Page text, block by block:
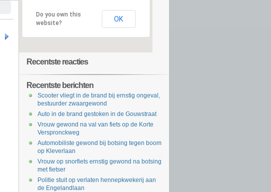
Do you own this
website?
OK
Recentste reacties
Recentste berichten
Scooter vliegt in de brand bij ernstig ongeval,
bestuurder zwaargewond
Auto in de brand gestoken in de Gouwstraat
Vrouw gewond na val van fiets op de Korte
Verspronckweg
Automobiliste gewond bij botsing tegen boom
op Kleverlaan
Vrouw op snorfiets ernstig gewond na botsing
met fietser
Politie stuit op verlaten hennepkwekerij aan
de Engelandlaan